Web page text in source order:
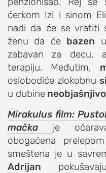
studentski
zdravlje
it
kolumna
sdl podkast
STUDENTSKI
o nama
impresum
kontakt
ćerkom Izi i sinom
nadi da će se vratiti
ženu da će bazen
zabavan za decu,
terapiju. Međutim,
oslobodiće zlokobnu
u dubine
Mirakulus film:
mačka
je
obogaćena
smeštena je u
Adrijan